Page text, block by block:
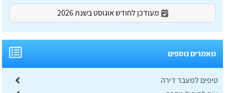
מעודכן לחודש אוגוסט בשנת 2026
מאמרים נוספים
טיפים למעבר דירה